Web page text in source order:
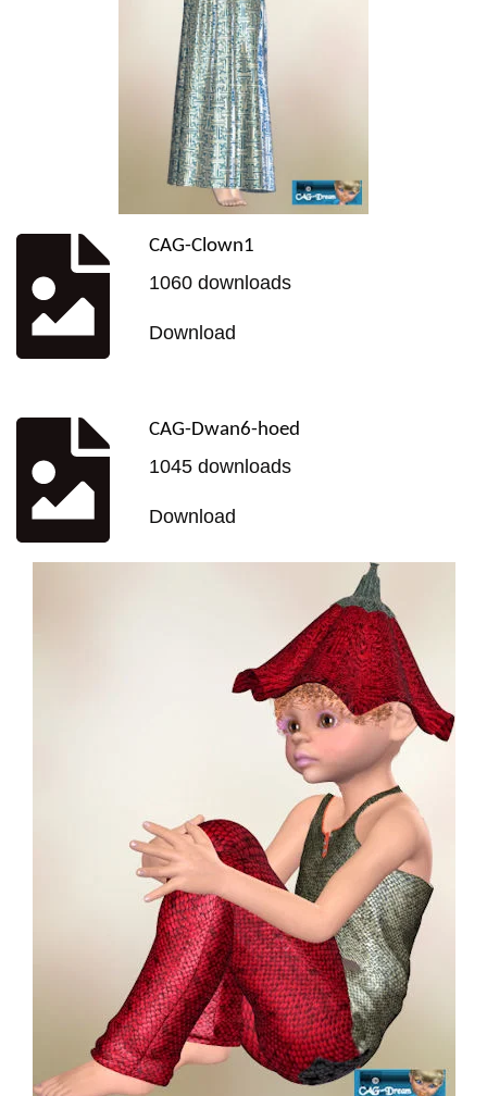
CAG-Clown1
1060 downloads
Download
CAG-Dwan6-hoed
1045 downloads
Download